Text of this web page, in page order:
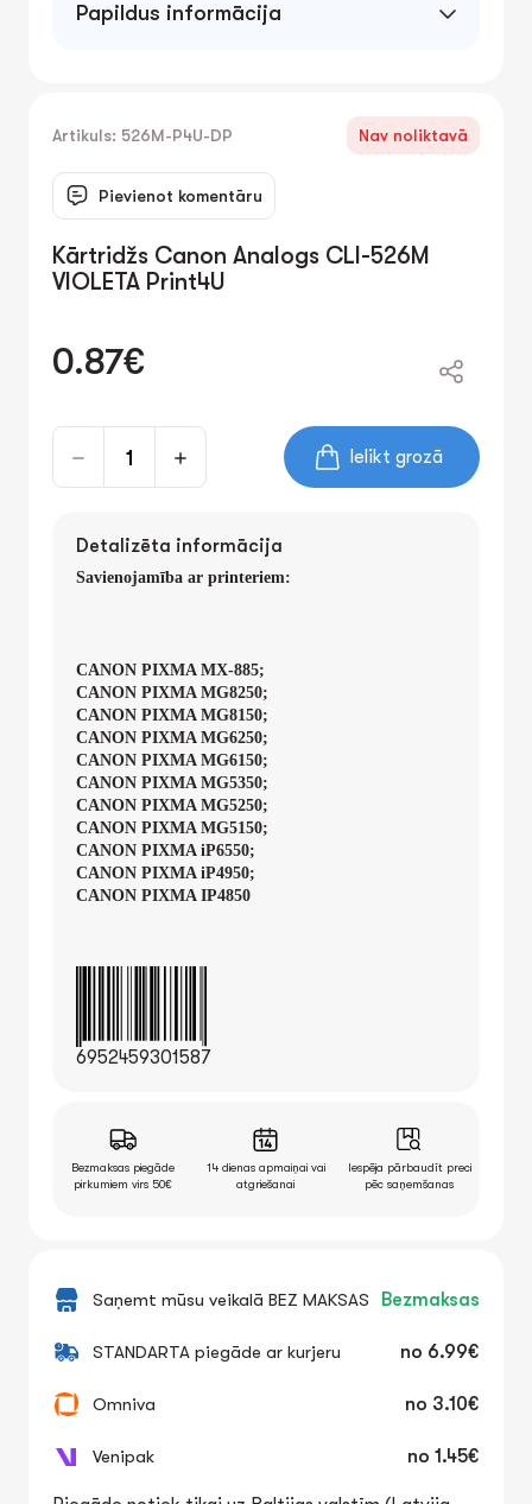
Papildus informācija
Artikuls: 526M-P4U-DP Nav noliktavā
Pievienot komentāru
Kārtridžs Canon Analogs CLI-526M
VIOLETA Print4U
0.87€
Ielikt grozā
Detalizēta informācija
Savienojamība ar printeriem:
CANON PIXMA MX-885;
CANON PIXMA MG8250;
CANON PIXMA MG8150;
CANON PIXMA MG6250;
CANON PIXMA MG6150;
CANON PIXMA MG5350;
CANON PIXMA MG5250;
CANON PIXMA MG5150;
CANON PIXMA iP6550;
CANON PIXMA iP4950;
CANON PIXMA IP4850
6952459301587
Bezmaksas piegāde
pirkumiem virs 50€
14 dienas apmaiņai vai
atgriešanai
Iespēja pārbaudīt preci
pēc saņemšanas
Saņemt mūsu veikalā BEZ MAKSAS Bezmaksas
STANDARTA piegāde ar kurjeru no 6.99€
Omniva no 3.10€
Venipak no 1.45€